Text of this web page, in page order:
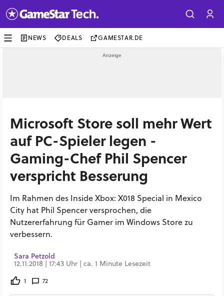
NEWS DEALS GAMESTAR.DE
Microsoft Store soll mehr Wert
auf PC-Spieler legen -
Gaming-Chef Phil Spencer
verspricht Besserung
Im Rahmen des Inside Xbox: X018 Special in Mexico
City hat Phil Spencer versprochen, die
Nutzererfahrung für Gamer im Windows Store zu
verbessern.
Sara Petzold
12.11.2018 | 17:43 Uhr | ca. 1 Minute Lesezeit
1 72